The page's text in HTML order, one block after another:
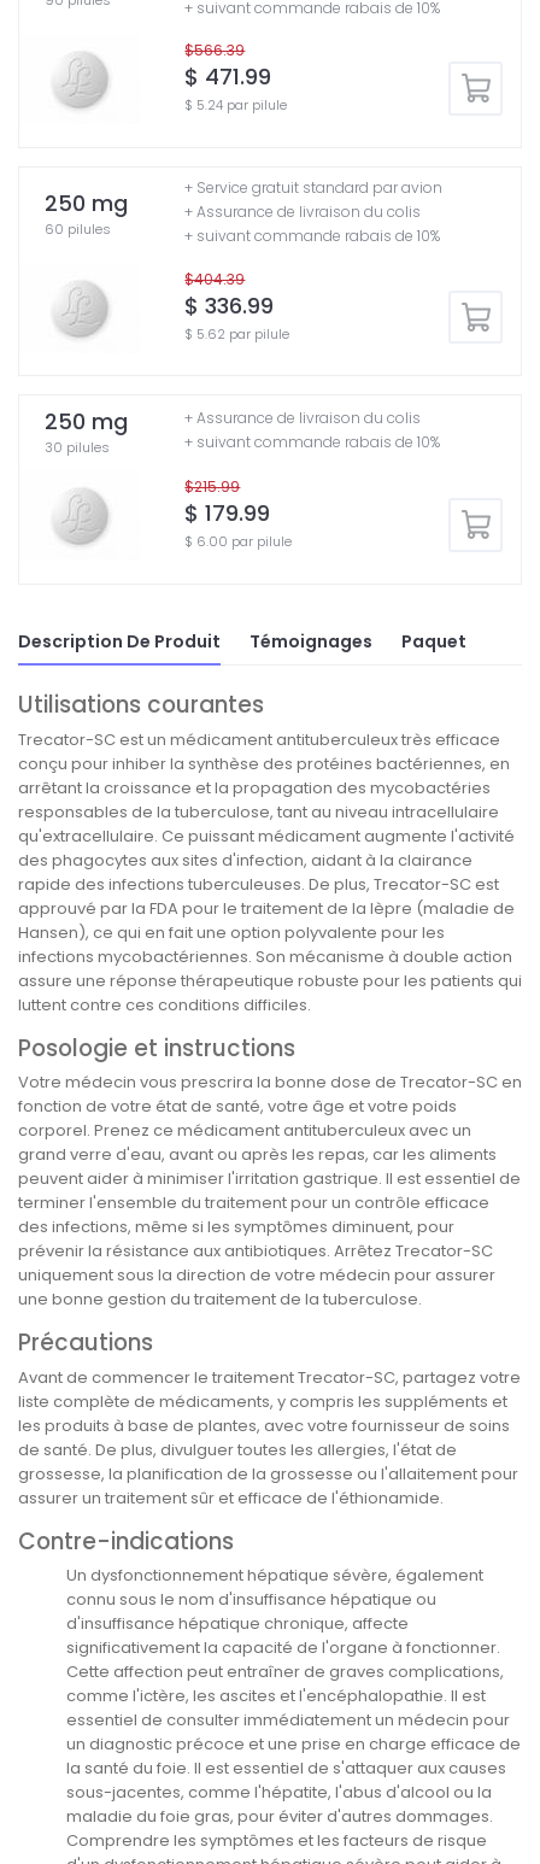
$566.39
$ 471.99
$ 5.24 par pilule
+ suivant commande rabais de 10%
250 mg
60 pilules
$404.39
$ 336.99
$ 5.62 par pilule
+ Service gratuit standard par avion
+ Assurance de livraison du colis
+ suivant commande rabais de 10%
250 mg
30 pilules
$215.99
$ 179.99
$ 6.00 par pilule
+ Assurance de livraison du colis
+ suivant commande rabais de 10%
Description De Produit Témoignages Paquet
Utilisations courantes
Trecator-SC est un médicament antituberculeux très efficace
conçu pour inhiber la synthèse des protéines bactériennes, en
arrêtant la croissance et la propagation des mycobactéries
responsables de la tuberculose, tant au niveau intracellulaire
qu'extracellulaire. Ce puissant médicament augmente l'activité
des phagocytes aux sites d'infection, aidant à la clairance
rapide des infections tuberculeuses. De plus, Trecator-SC est
approuvé par la FDA pour le traitement de la lèpre (maladie de
Hansen), ce qui en fait une option polyvalente pour les
infections mycobactériennes. Son mécanisme à double action
assure une réponse thérapeutique robuste pour les patients qui
luttent contre ces conditions difficiles.
Posologie et instructions
Votre médecin vous prescrira la bonne dose de Trecator-SC en
fonction de votre état de santé, votre âge et votre poids
corporel. Prenez ce médicament antituberculeux avec un
grand verre d'eau, avant ou après les repas, car les aliments
peuvent aider à minimiser l'irritation gastrique. Il est essentiel de
terminer l'ensemble du traitement pour un contrôle efficace
des infections, même si les symptômes diminuent, pour
prévenir la résistance aux antibiotiques. Arrêtez Trecator-SC
uniquement sous la direction de votre médecin pour assurer
une bonne gestion du traitement de la tuberculose.
Précautions
Avant de commencer le traitement Trecator-SC, partagez votre
liste complète de médicaments, y compris les suppléments et
les produits à base de plantes, avec votre fournisseur de soins
de santé. De plus, divulguer toutes les allergies, l'état de
grossesse, la planification de la grossesse ou l'allaitement pour
assurer un traitement sûr et efficace de l'éthionamide.
Contre-indications
Un dysfonctionnement hépatique sévère, également
connu sous le nom d'insuffisance hépatique ou
d'insuffisance hépatique chronique, affecte
significativement la capacité de l'organe à fonctionner.
Cette affection peut entraîner de graves complications,
comme l'ictère, les ascites et l'encéphalopathie. Il est
essentiel de consulter immédiatement un médecin pour
un diagnostic précoce et une prise en charge efficace de
la santé du foie. Il est essentiel de s'attaquer aux causes
sous-jacentes, comme l'hépatite, l'abus d'alcool ou la
maladie du foie gras, pour éviter d'autres dommages.
Comprendre les symptômes et les facteurs de risque